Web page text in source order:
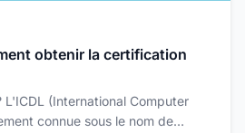
obtenir la certification
(International Computer
connue sous le nom de